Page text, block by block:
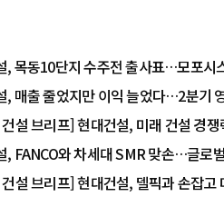
, 목동10단지 수주전 출사표…모포시
, 매출 줄었지만 이익 늘었다…2분기
설 브리프] 현대건설, 미래 건설 경
, FANCO와 차세대 SMR 맞손…글로
설 브리프] 현대건설, 델픽과 손잡고